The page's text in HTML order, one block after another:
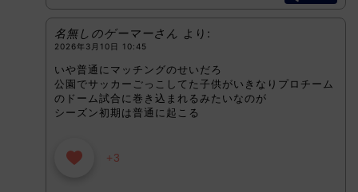
名無しのゲーマーさん より:
2026年3月10日 10:45
いや普通にマッチングのせいだろ
公園でサッカーごっこしてた子供がいきなりプロチーム
のドーム試合に巻き込まれるみたいなのが
シーズン初期は普通に起こる
+3